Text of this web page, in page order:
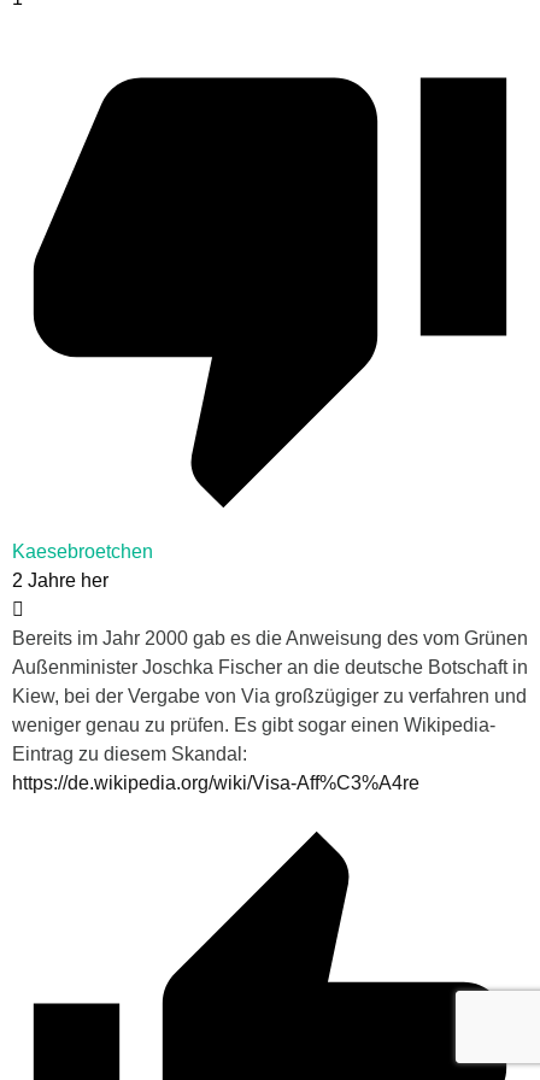
Kaesebroetchen
2 Jahre her
Bereits im Jahr 2000 gab es die Anweisung des vom Grünen
Außenminister Joschka Fischer an die deutsche Botschaft in
Kiew, bei der Vergabe von Via großzügiger zu verfahren und
weniger genau zu prüfen. Es gibt sogar einen Wikipedia-
Eintrag zu diesem Skandal:
https://de.wikipedia.org/wiki/Visa-Aff%C3%A4re